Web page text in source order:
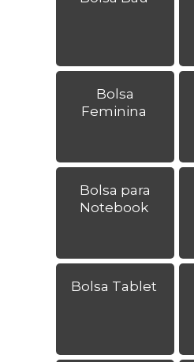
Bolsa
Feminina
Bolsa para
Notebook
Bolsa Tablet